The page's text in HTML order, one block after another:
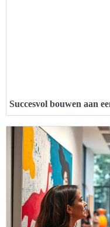
Succesvol bouwen aan